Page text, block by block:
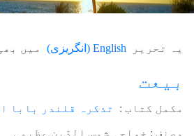
یہ تحریر English
( انگریزی) میں
بیعت
مکمل کتاب : تذکرہ قلندر بابا
مصنف : خواجہ شمس الدّین عظیمی